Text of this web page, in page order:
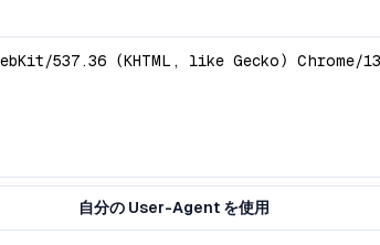
自分の User-Agent を使用